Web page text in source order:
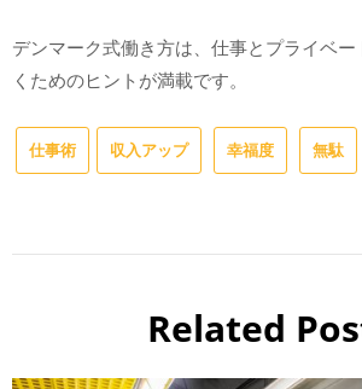
デンマーク式働き方は、仕事とプライベ
くためのヒントが満載です。
仕事術 収入アップ 幸福度 無駄
Related